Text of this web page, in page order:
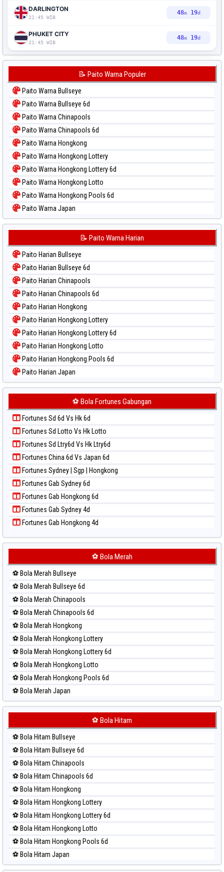
DARLINGTON
21:45 WIB
48m18d
PHUKET CITY
21:45 WIB
48m18d
📝 Paito Warna Populer
Paito Warna Bullseye
Paito Warna Bullseye 6d
Paito Warna Chinapools
Paito Warna Chinapools 6d
Paito Warna Hongkong
Paito Warna Hongkong Lottery
Paito Warna Hongkong Lottery 6d
Paito Warna Hongkong Lotto
Paito Warna Hongkong Pools 6d
Paito Warna Japan
Paito Warna Japan 6d
Paito Warna Kuda Lari
Paito Warna Magnum Cambodia
Paito Warna Nagoya
Paito Warna New York Midday
Paito Warna North Carolina Day
Paito Warna Pcso
Paito Warna Pennsylvania Day
Paito Warna Sao Paulo
Paito Warna Singapore
Paito Warna Sydney
Paito Warna Sydney Lottery
Paito Warna Sydney Lotto
Paito Warna Sydney Pools 6d
Paito Warna Taipei
Paito Warna Taiwan
📝 Paito Warna Harian
Paito Harian Bullseye
Paito Harian Bullseye 6d
Paito Harian Chinapools
Paito Harian Chinapools 6d
Paito Harian Hongkong
Paito Harian Hongkong Lottery
Paito Harian Hongkong Lottery 6d
Paito Harian Hongkong Lotto
Paito Harian Hongkong Pools 6d
Paito Harian Japan
Paito Harian Japan 6d
Paito Harian Korea
Paito Harian Kuda Lari
Paito Harian Magnum Cambodia
Paito Harian Nagoya
Paito Harian New York Midday
Paito Harian North Carolina Day
Paito Harian Pcso
Paito Harian Pennsylvania Day
Paito Harian Sao Paulo
Paito Harian Singapore
Paito Harian Sydney
Paito Harian Sydney Lottery
Paito Harian Sydney Lottery 6d
Paito Harian Sydney Lotto
Paito Harian Sydney Pools 6d
Paito Harian Taipei
Paito Harian Taiwan
⚽ Bola Fortunes Gabungan
Fortunes Sd 6d Vs Hk 6d
Fortunes Sd Lotto Vs Hk Lotto
Fortunes Sd Ltry6d Vs Hk Ltry6d
Fortunes China 6d Vs Japan 6d
Fortunes Sydney | Sgp | Hongkong
Fortunes Gab Sydney 6d
Fortunes Gab Hongkong 6d
Fortunes Gab Sydney 4d
Fortunes Gab Hongkong 4d
⚽ Bola Merah
⚽ Bola Merah Bullseye
⚽ Bola Merah Bullseye 6d
⚽ Bola Merah Chinapools
⚽ Bola Merah Chinapools 6d
⚽ Bola Merah Hongkong
⚽ Bola Merah Hongkong Lottery
⚽ Bola Merah Hongkong Lottery 6d
⚽ Bola Merah Hongkong Lotto
⚽ Bola Merah Hongkong Pools 6d
⚽ Bola Merah Japan
⚽ Bola Merah Japan 6d
⚽ Bola Merah Kuda Lari
⚽ Bola Merah Magnum Cambodia
⚽ Bola Merah Nagoya
⚽ Bola Merah North Carolina Day
⚽ Bola Merah Pcso
⚽ Bola Merah Sao Paulo
⚽ Bola Merah Singapore
⚽ Bola Merah Sydney
⚽ Bola Merah Sydney Lottery
⚽ Bola Merah Sydney Lottery 6d
⚽ Bola Merah Sydney Lotto
⚽ Bola Hitam
⚽ Bola Hitam Bullseye
⚽ Bola Hitam Bullseye 6d
⚽ Bola Hitam Chinapools
⚽ Bola Hitam Chinapools 6d
⚽ Bola Hitam Hongkong
⚽ Bola Hitam Hongkong Lottery
⚽ Bola Hitam Hongkong Lottery 6d
⚽ Bola Hitam Hongkong Lotto
⚽ Bola Hitam Hongkong Pools 6d
⚽ Bola Hitam Japan
⚽ Bola Hitam Japan 6d